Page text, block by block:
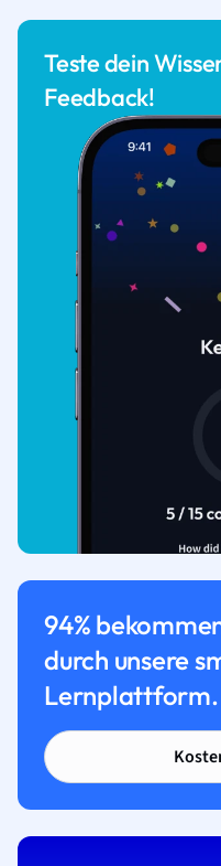
Teste dein
Feedback!
94%
durch unsere
Lernplattform.